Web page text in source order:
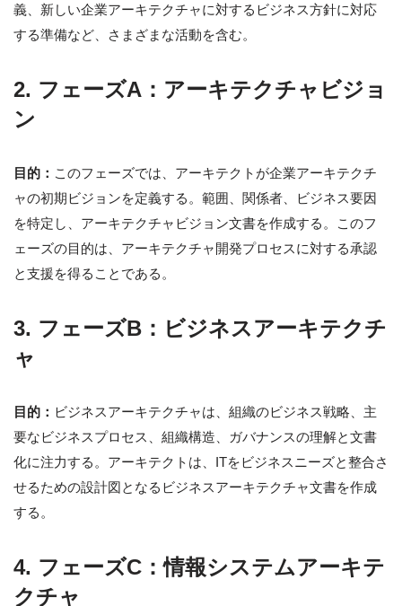
義、新しい企業アーキテクチャに対するビジネス方針に対応
する準備など、さまざまな活動を含む。
2. フェーズA：アーキテクチャビジョ
ン
目的： このフェーズでは、アーキテクトが企業アーキテクチ
ャの初期ビジョンを定義する。範囲、関係者、ビジネス要因
を特定し、アーキテクチャビジョン文書を作成する。このフ
ェーズの目的は、アーキテクチャ開発プロセスに対する承認
と支援を得ることである。
3. フェーズB：ビジネスアーキテクチ
ャ
目的： ビジネスアーキテクチャは、組織のビジネス戦略、主
要なビジネスプロセス、組織構造、ガバナンスの理解と文書
化に注力する。アーキテクトは、ITをビジネスニーズと整合さ
せるための設計図となるビジネスアーキテクチャ文書を作成
する。
4. フェーズC：情報システムアーキテ
クチャ